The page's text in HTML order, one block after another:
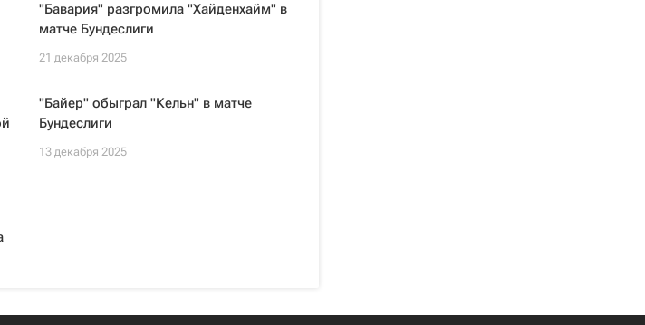
"Бавария" разгромила "Хайденхайм" в
матче Бундеслиги
21 декабря 2025
"Байер" обыграл "Кельн" в матче
Бундеслиги
13 декабря 2025